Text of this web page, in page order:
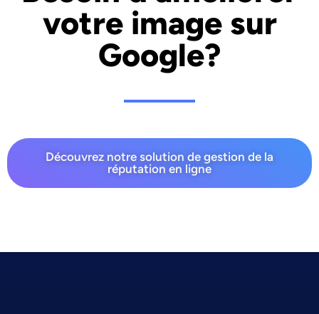
votre image sur
Google?
Découvrez notre solution de gestion de la
réputation en ligne